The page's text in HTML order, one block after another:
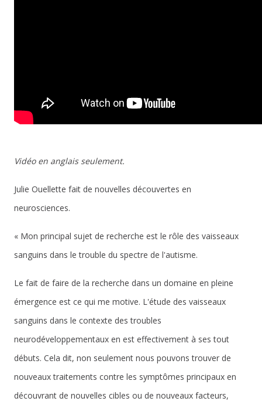
Vidéo en anglais seulement.
Julie Ouellette fait de nouvelles découvertes en
neurosciences.
« Mon principal sujet de recherche est le rôle des vaisseaux
sanguins dans le trouble du spectre de l'autisme.
Le fait de faire de la recherche dans un domaine en pleine
émergence est ce qui me motive. L'étude des vaisseaux
sanguins dans le contexte des troubles
neurodéveloppementaux en est effectivement à ses tout
débuts. Cela dit, non seulement nous pouvons trouver de
nouveaux traitements contre les symptômes principaux en
découvrant de nouvelles cibles ou de nouveaux facteurs,